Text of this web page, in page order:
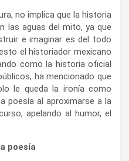
no implica que la historia
las aguas del mito, ya que
e imaginar es del todo
el historiador mexicano
como la historia oficial
ha mencionado que
le queda la ironía como
poesía al aproximarse a la
apelando al humor, el
poesía